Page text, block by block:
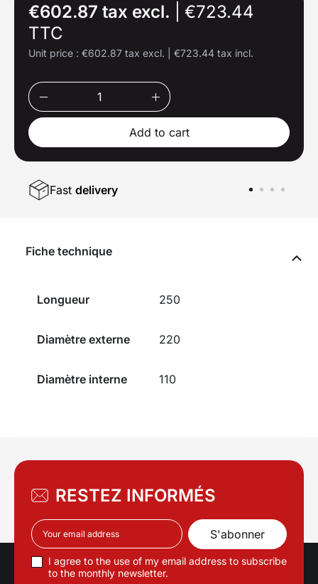
€602.87 tax excl.
€723.44
TTC
Unit price : €602.87 tax excl. €723.44 tax incl.
Add to cart
Fast delivery
Fiche technique
Longueur 250
Diamètre externe 220
Diamètre interne 110
RESTEZ INFORMÉS
I agree to the use of my email address to subscribe
to the monthly newsletter.